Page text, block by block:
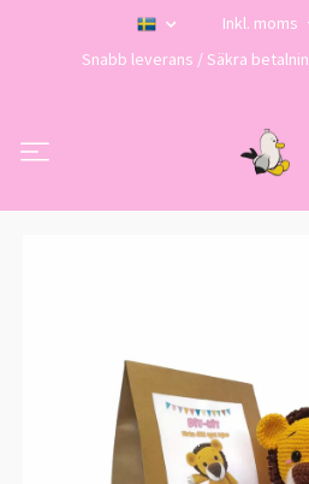
Inkl. moms
Snabb leverans / Säkra